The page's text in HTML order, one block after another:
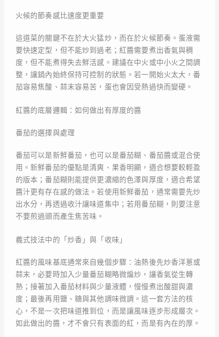
火候的節奏感比速度更重要
這道菜的關鍵不在於大火猛炒，而在於火候節奏。蛋液需
要快速定型，但不能炒到過老；紅醬需要煮出香氣與稠
度，但不能煮得失去鮮活感。建議在中火或中小火之間調
整，讓鍋內始終保持可控制的狀態。若一開始火太大，番
茄容易焦酸、蒜末容易苦，蛋也會因受熱過快而變硬。
紅醬的底層邏輯：如何做出有厚度的醬
番茄的選擇與處理
番茄可以是新鮮番茄，也可以是番茄糊、番茄醬或混合使
用。新鮮番茄的優點是清爽、果香明顯，適合想要較輕盈
的版本；番茄糊則能提供更濃縮的色澤與厚度，適合希望
醬汁更有存在感的做法。若使用新鮮番茄，通常需要先炒
出水分，再透過收汁讓味道集中；若用番茄糊，則要注意
不要煎過頭而產生焦苦味。
義式技法中的「炒香」與「收味」
紅醬的風味基底通常來自幾個步驟：油熱後先炒香洋蔥或
蒜末，必要時加入少量番茄糊略微煸炒，讓香氣從生轉
熟；接著加入番茄材料與少量液體，慢慢煮出酸甜與濃
度；最後再用鹽、糖與其他調味微調。這一套方法的核
心，不是一次把味道推到位，而是讓風味逐步形成層次。
如此做出的醬，才不會只有表面的紅，而是有內在的厚。